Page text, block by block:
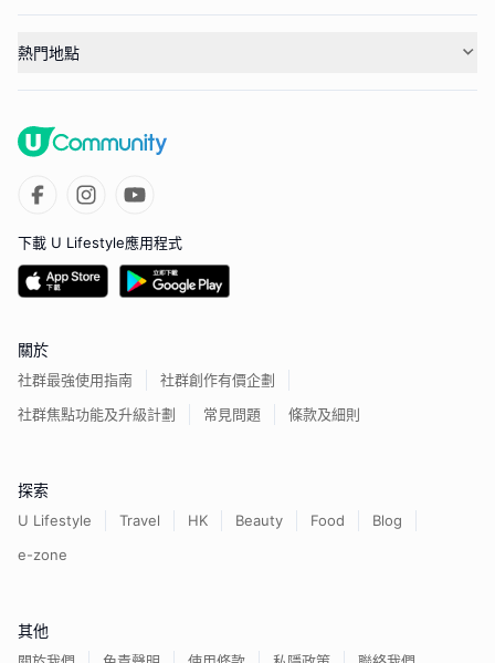
熱門地點
下載 U Lifestyle應用程式
關於
社群最強使用指南
社群創作有價企劃
社群焦點功能及升級計劃
常見問題 條款及細則
探索
U Lifestyle Travel HK Beauty Food
Blog
e-zone
其他